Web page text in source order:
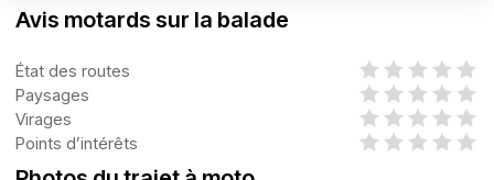
Avis motards sur la balade
État des routes
Paysages
Virages
Points d’intérêts